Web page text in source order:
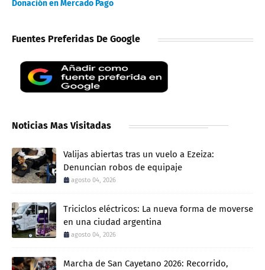
Donación en Mercado Pago
Fuentes Preferidas De Google
Noticias Mas Visitadas
Valijas abiertas tras un vuelo a Ezeiza:
Denuncian robos de equipaje
agosto 04, 2026
Triciclos eléctricos: La nueva forma de moverse
en una ciudad argentina
agosto 04, 2026
Marcha de San Cayetano 2026: Recorrido,